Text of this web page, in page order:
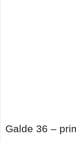
Galde 36 –